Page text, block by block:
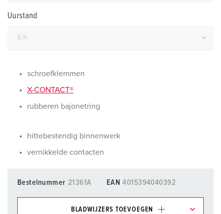
Uurstand
schroefklemmen
X-CONTACT®
rubberen bajonetring
hittebestendig binnenwerk
vernikkelde contacten
Bestelnummer 21361A EAN 4015394040392
BLADWIJZERS TOEVOEGEN